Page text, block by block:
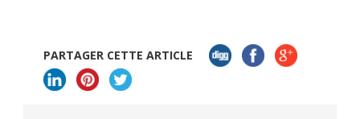
PARTAGER CETTE ARTICLE